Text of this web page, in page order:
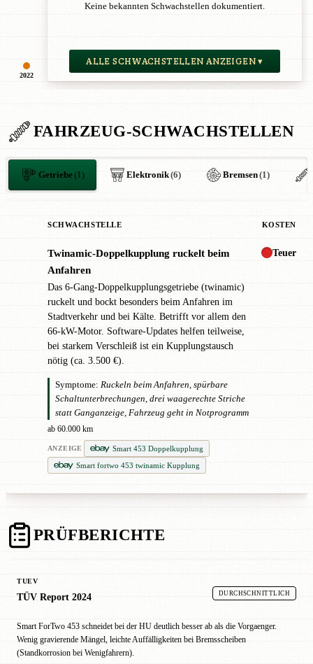
2022
Keine bekannten Schwachstellen dokumentiert.
ALLE SCHWACHSTELLEN ANZEIGEN ▾
FAHRZEUG-SCHWACHSTELLEN
Getriebe(1) Elektronik(6) Bremsen(1)
SCHWACHSTELLE KOSTEN
Twinamic-Doppelkupplung ruckelt beim
Anfahren
Das 6-Gang-Doppelkupplungsgetriebe (twinamic)
ruckelt und bockt besonders beim Anfahren im
Stadtverkehr und bei Kälte. Betrifft vor allem den
66-kW-Motor. Software-Updates helfen teilweise,
bei starkem Verschleiß ist ein Kupplungstausch
nötig (ca. 3.500 €).
Symptome: Ruckeln beim Anfahren, spürbare
Schaltunterbrechungen, drei waagerechte Striche
statt Ganganzeige, Fahrzeug geht in Notprogramm
ab 60.000 km
ANZEIGE
Smart 453 Doppelkupplung
Smart fortwo 453 twinamic Kupplung
Teuer
PRÜFBERICHTE
TUEV
TÜV Report 2024 DURCHSCHNITTLICH
Smart ForTwo 453 schneidet bei der HU deutlich besser ab als die Vorgaenger.
Wenig gravierende Mängel, leichte Auffälligkeiten bei Bremsscheiben
(Standkorrosion bei Wenigfahrern).